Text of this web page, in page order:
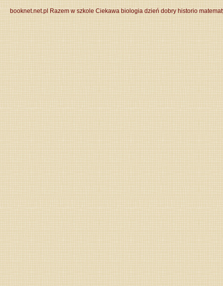
booknet.net.pl Razem w szkole Ciekawa biologia dzień dobry historio